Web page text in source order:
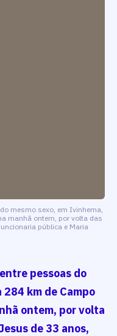
mesmo sexo, em Ivinhema,
manhã ontem, por volta das
pública e Maria
pessoas do
284 km de Campo
ontem, por volta
de 33 anos,